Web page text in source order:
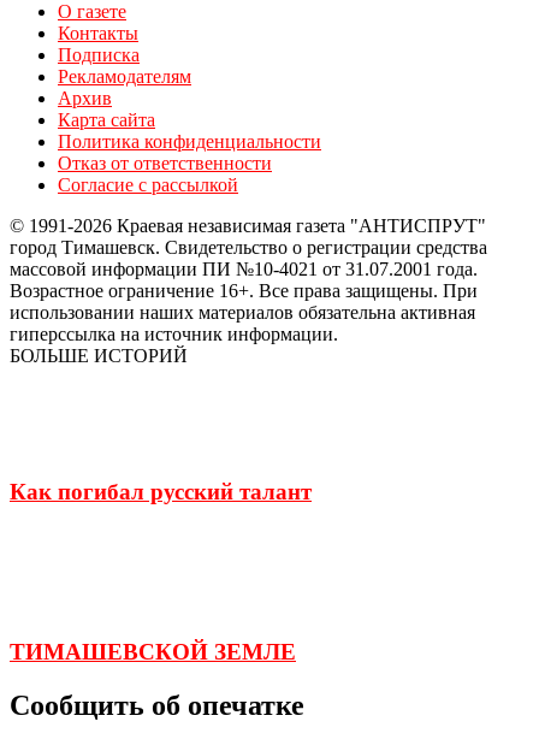
О газете
Контакты
Подписка
Рекламодателям
Архив
Карта сайта
Политика конфиденциальности
Отказ от ответственности
Согласие с рассылкой
© 1991-2026 Краевая независимая газета "АНТИСПРУТ"
город Тимашевск. Свидетельство о регистрации средства
массовой информации ПИ №10-4021 от 31.07.2001 года.
Возрастное ограничение 16+. Все права защищены. При
использовании наших материалов обязательна активная
гиперссылка на источник информации.
БОЛЬШЕ ИСТОРИЙ
Как погибал русский талант
ТИМАШЕВСКОЙ ЗЕМЛЕ
Сообщить об опечатке